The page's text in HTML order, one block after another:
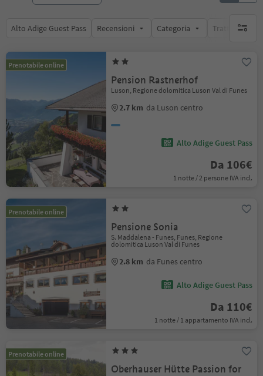
Alto Adige Guest Pass Recensioni Categoria Trattamento
Prenotabile online
Pension Rastnerhof
Luson, Regione dolomitica Luson Val di Funes
2.7 km da Luson centro
Alto Adige Guest Pass
Da 106€
1 notte / 2 persone IVA incl.
Prenotabile online
Pensione Sonia
S. Maddalena - Funes, Funes, Regione
dolomitica Luson Val di Funes
2.8 km da Funes centro
Alto Adige Guest Pass
Da 110€
1 notte / 1 appartamento IVA incl.
Prenotabile online
Oberhauser Hütte Passion for